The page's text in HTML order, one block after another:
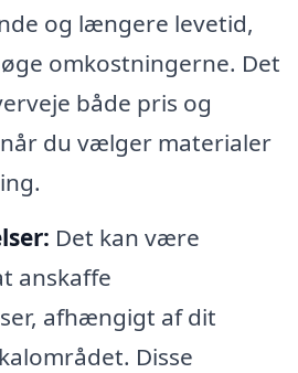
og længere levetid,
omkostningerne. Det
både pris og
du vælger materialer
Det kan være
anskaffe
afhængigt af dit
Disse